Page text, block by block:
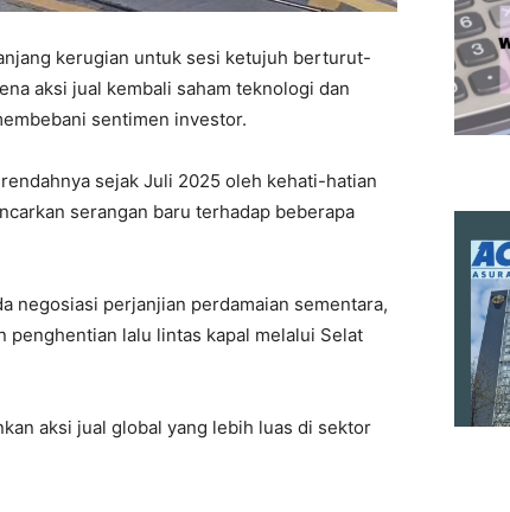
kerugian untuk sesi ketujuh berturut-
aksi jual kembali saham teknologi dan
sentimen investor.
sejak Juli 2025 oleh kehati-hatian
serangan baru terhadap beberapa
negosiasi perjanjian perdamaian sementara,
penghentian lalu lintas kapal melalui Selat
aksi jual global yang lebih luas di sektor